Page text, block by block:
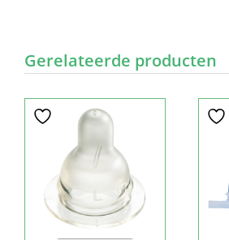
Gerelateerde producten